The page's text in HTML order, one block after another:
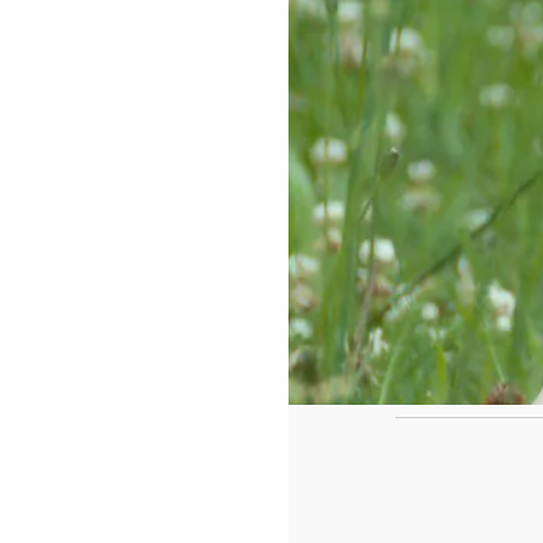
https://
Le casse tête de fin de